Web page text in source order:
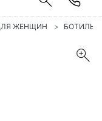
ДЛЯ ЖЕНЩИН